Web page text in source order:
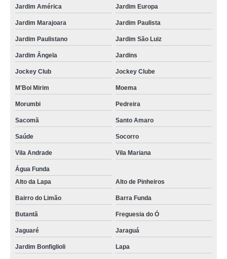
Jardim América Jardim Europa
Jardim Marajoara Jardim Paulista
Jardim Paulistano Jardim São Luiz
Jardim Ângela Jardins
Jockey Club Jockey Clube
M'Boi Mirim Moema
Morumbi Pedreira
Sacomã Santo Amaro
Saúde Socorro
Vila Andrade Vila Mariana
Água Funda
Alto da Lapa
Alto de Pinheiros
Bairro do Limão Barra Funda
Butantã Freguesia do Ó
Jaguaré Jaraguá
Jardim Bonfiglioli Lapa